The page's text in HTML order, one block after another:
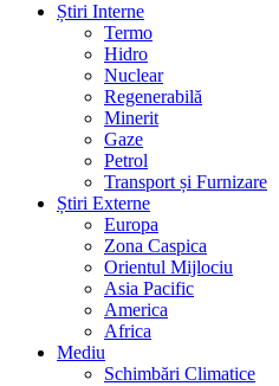
Știri Interne
Termo
Hidro
Nuclear
Regenerabilă
Minerit
Gaze
Petrol
Transport și Furnizare
Știri Externe
Europa
Zona Caspica
Orientul Mijlociu
Asia Pacific
America
Africa
Mediu
Schimbări Climatice